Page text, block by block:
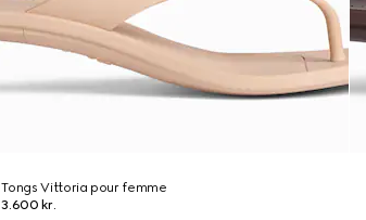
Tongs Vittoria pour femme
3.600 kr.